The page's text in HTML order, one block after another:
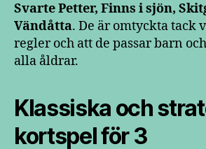
Svarte Petter, Finns i sjön,
Vändåtta. De är omtyckta tack
regler och att de passar barn
alla åldrar.
Klassiska och
kortspel för 3